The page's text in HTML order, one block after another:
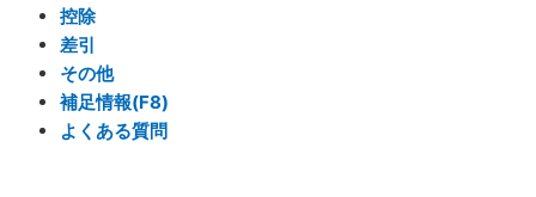
控除
差引
その他
補足情報(F8)
よくある質問